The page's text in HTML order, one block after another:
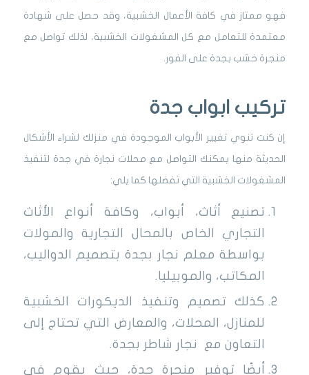
فهو ممتاز في كافة الأعمال الخشبية، وقد حصل على شهادة
معتمدة للتعامل مع كل المشغولات الخشبية، لذلك تواصل مع
منجرة خشب بجدة على الفور.
تركيب ابواب جدة
إن كنت تنوي تغيير الأبواب الموجودة في منزلك لشراء الأشكال
الحديثة منها يمكنك التواصل مع محلات نجارة في جدة لتنفيذ
المشغولات الخشبية التي تفضلها كما يلي:
تصنيع أثاث، أبواب، وكافة أنواع الأثاث
التجاري الخاص بالمحال التجارية والمولات
بواسطة معلم نجار بجدة بتصميم الدواليب،
المكاتب، والموبيليا.
كذلك تصميم وتنفيذ الديكورات الخشبية
للمنازل، المحلات، والمعارض التي تحتاج إلى
التعاون مع نجار شاطر بجدة.
أيضًا توفير منجرة جدة، حيث يقوم في